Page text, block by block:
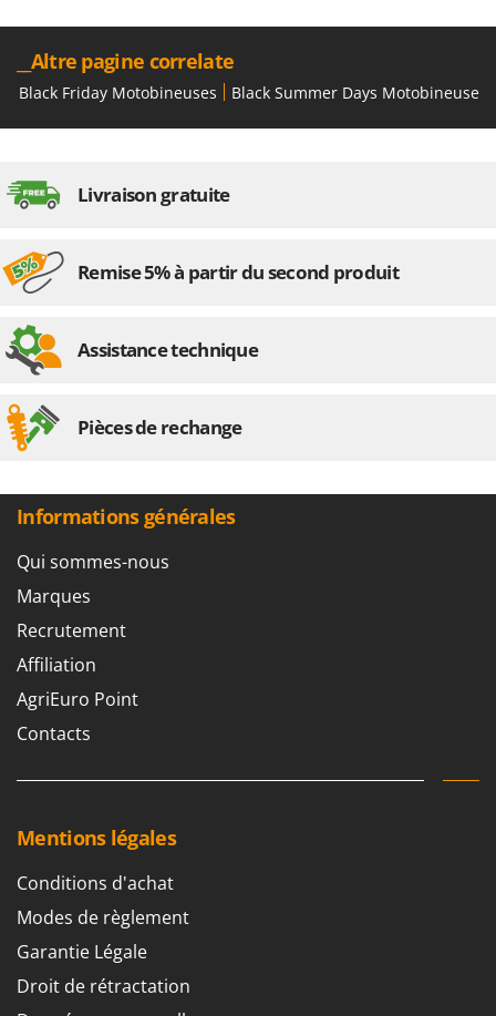
__Altre pagine correlate
Black Friday Motobineuses Black Summer Days Motobineuses
Livraison gratuite
Remise 5% à partir du second produit
Assistance technique
Pièces de rechange
Informations générales
Qui sommes-nous
Marques
Recrutement
Affiliation
AgriEuro Point
Contacts
Mentions légales
Conditions d'achat
Modes de règlement
Garantie Légale
Droit de rétractation